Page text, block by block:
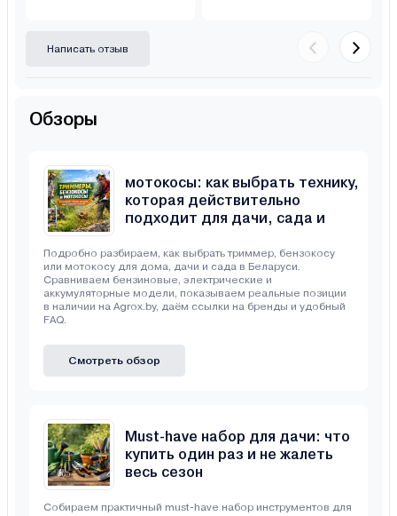
Написать отзыв
Обзоры
мотокосы: как выбрать технику,
которая действительно
подходит для дачи, сада и
Подробно разбираем, как выбрать триммер, бензокосу
или мотокосу для дома, дачи и сада в Беларуси.
Сравниваем бензиновые, электрические и
аккумуляторные модели, показываем реальные позиции
в наличии на Agrox.by, даём ссылки на бренды и удобный
FAQ.
Смотреть обзор
Must-have набор для дачи: что
купить один раз и не жалеть
весь сезон
Собираем практичный must-have набор инструментов для